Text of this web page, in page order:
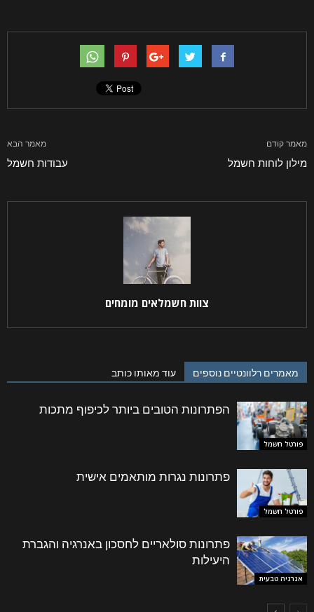
מאמר קודם
מילון לוחות חשמל
מאמר הבא
עבודות חשמל
צוות חשמלאים מומחים
מאמרים רלוונטיים נוספים עוד מאותו כותב
פורטל חשמל
הפתרונות הטובים ביותר לכיפוף מתכות
פורטל חשמל
פתרונות נגרות מותאמים אישית
אנרגיה טבעית
פתרונות סולאריים לחסכון באנרגיה והגברת
היעילות